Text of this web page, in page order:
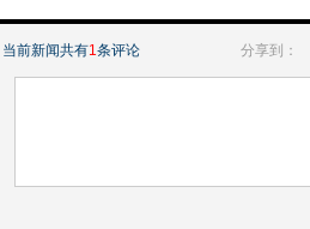
当前新闻共有1条评论 分享到：